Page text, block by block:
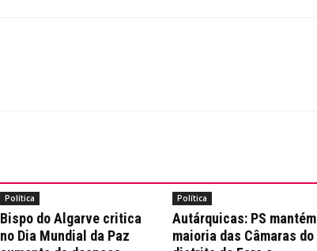
Política
Bispo do Algarve critica
no Dia Mundial da Paz
Política
Autárquicas: PS mantém
maioria das Câmaras do